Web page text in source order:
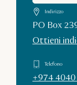
Indirizzo
PO Box
Ottieni
Telefono
+974